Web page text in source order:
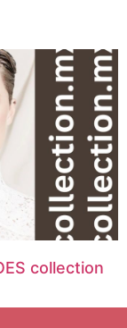
collection